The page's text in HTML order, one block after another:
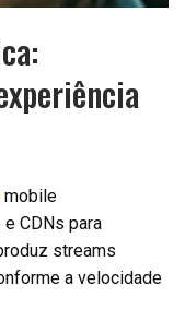
mobile
CDNs para
streams
a velocidade